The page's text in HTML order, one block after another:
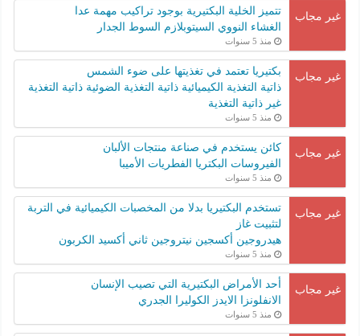
غير مجاب
تتميز الخلية البكتيرية بوجود تراكيب مهمة عدا
الغشاء النووي السيتوبلازم السوط الجدار
منذ 5 سنوات
غير مجاب
بكتيريا تعتمد في تغذيتها على ضوء الشمس
ذاتية التغذية الكيميائية ذاتية التغذية الضوئية ذاتية التغذية
غير ذاتية التغذية
منذ 5 سنوات
غير مجاب
كائن يستخدم في صناعة منتجات الألبان
الفيروسات البكتريا الفطريات الأميبا
منذ 5 سنوات
غير مجاب
تستخدم البكتيريا بدلا من المخصبات الكيميائية في التربة
لتثبيت غاز
هيدروجين أكسجين نيتروجين ثاني أكسيد الكربون
منذ 5 سنوات
غير مجاب
أحد الأمراض البكتيرية التي تصيب الإنسان
الانفلونزا الايدز الكوليرا الجدري
منذ 5 سنوات